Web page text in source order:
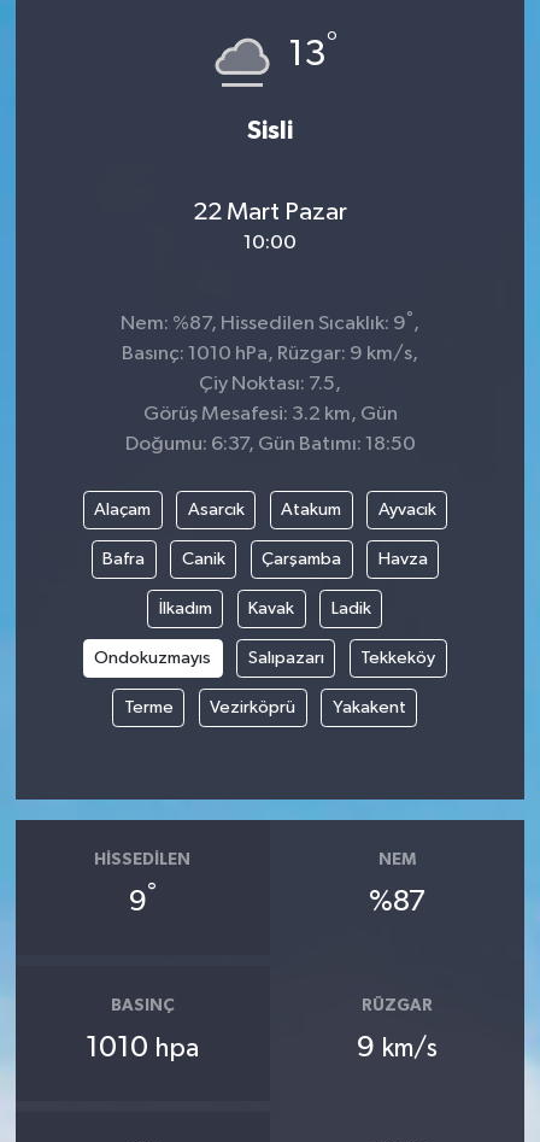
13°
Sisli
22 Mart Pazar
10:00
Nem: %87, Hissedilen Sıcaklık: 9° ,
Basınç: 1010 hPa, Rüzgar: 9 km/s,
Çiy Noktası: 7.5,
Görüş Mesafesi: 3.2 km, Gün
Doğumu: 6:37, Gün Batımı: 18:50
Alaçam Asarcık Atakum Ayvacık
Bafra Canik Çarşamba Havza
İlkadım Kavak Ladik
Ondokuzmayıs Salıpazarı Tekkeköy
Terme Vezirköprü Yakakent
HISSEDILEN
9°
NEM
%87
BASINÇ
1010 hpa
RÜZGAR
9 km/s
Magazin
haber ara
Yazarlarımız
Tüm Makaleler
Tüm Haberler
Videolu Haberler